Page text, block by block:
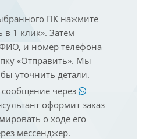
ПК нажмите
в 1 клик». Затем
и номер телефона
«Отправить». Мы
уточнить детали.
через
оформит заказ
о ходе его
мессенджер.